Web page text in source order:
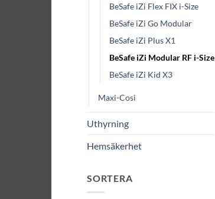
BeSafe iZi Flex FIX i-Size
BeSafe iZi Go Modular
BeSafe iZi Plus X1
BeSafe iZi Modular RF i-Size
BeSafe iZi Kid X3
Maxi-Cosi
Uthyrning
Hemsäkerhet
SORTERA